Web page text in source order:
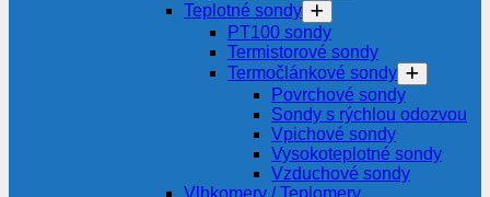
Teplotné sondy
PT100 sondy
Termistorové sondy
Termočlánkové sondy
Povrchové sondy
Sondy s rýchlou odozvou
Vpichové sondy
Vysokoteplotné sondy
Vzduchové sondy
Vlhkomery / Teplomery